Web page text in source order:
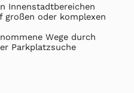
Innenstadtbereichen
großen oder komplexen
Wege durch
Parkplatzsuche